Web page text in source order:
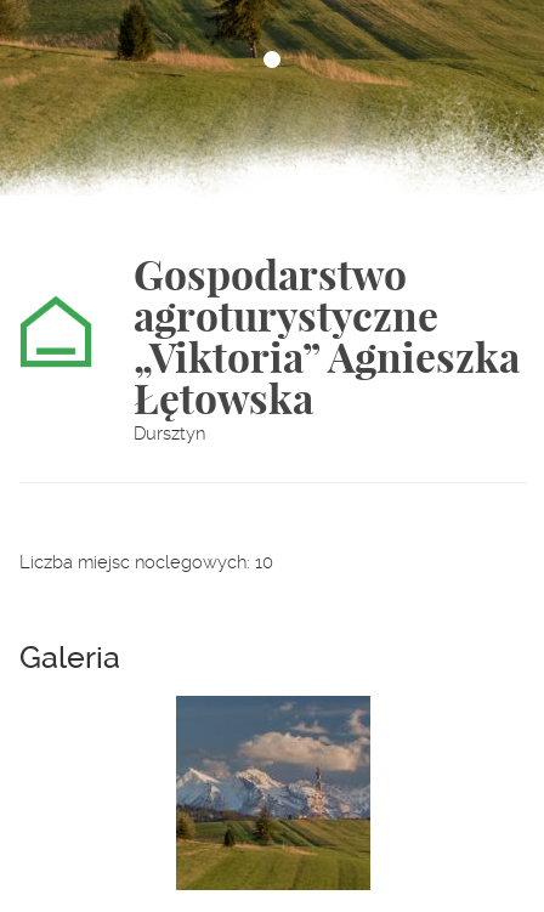
Gospodarstwo
agroturystyczne
„Viktoria” Agnieszka
Łętowska
Dursztyn
Liczba miejsc noclegowych: 10
Galeria